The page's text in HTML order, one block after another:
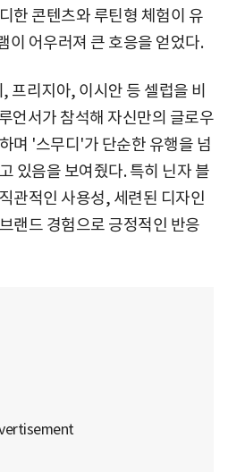
한 콘텐츠와 루틴형 체험이 유
이 어우러져 큰 호응을 얻었다.
프리지아, 이시안 등 셀럽을 비
언서가 참석해 자신만의 글로우
며 '스무디'가 단순한 유행을 넘
있음을 보여줬다. 특히 닌자 블
관적인 사용성, 세련된 디자인
랜드 경험으로 긍정적인 반응